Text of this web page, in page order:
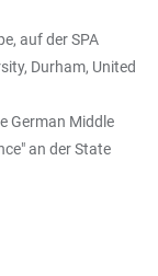
auf der SPA
Durham, United
German Middle
an der State